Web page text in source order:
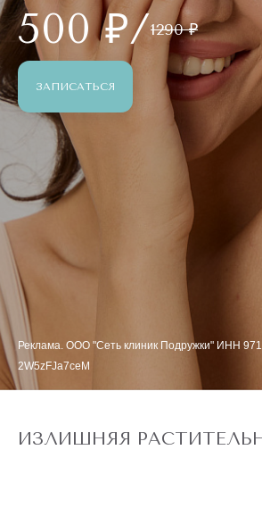
500 ₽/1290 ₽
ЗАПИСАТЬСЯ
Реклама. ООО "Сеть клиник Подружки" ИНН
2W5zFJa7ceM
ИЗЛИШНЯЯ